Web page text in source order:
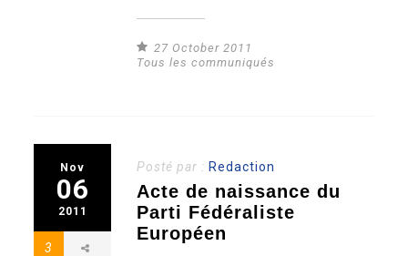
27 October 2011
Tous les communiqués
Nov
06
2011
3
Posté par : Redaction
Acte de naissance du
Parti Fédéraliste
Européen